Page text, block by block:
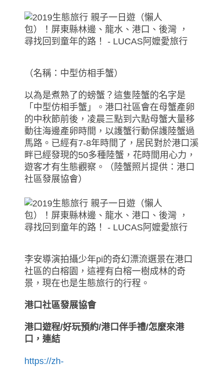
（名稱：中型仿相手蟹）
以為是煮熟了的螃蟹？這隻陸蟹的名字是
「中型仿相手蟹」。港口社區會在母蟹產卵
的中秋節前後，凌晨三點到六點母蟹大量移
動往海邊產卵時間，以護蟹行動保護陸蟹過
馬路。已經有7-8年時間了，居民對於港口溪
畔已經發現的50多種陸蟹，花時間用心力，
遊客才有生態觀察。（陸蟹照片提供：港口
社區發展協會）
李安導演拍攝少年pi的奇幻漂流選景在港口
社區的白榕園，這裡有白榕一樹成林的奇
景，現在也是生態旅行的行程。
港口社區發展協會
港口遊程/好玩預約/港口伴手禮/怎麼來港
口，連結
https://zh-